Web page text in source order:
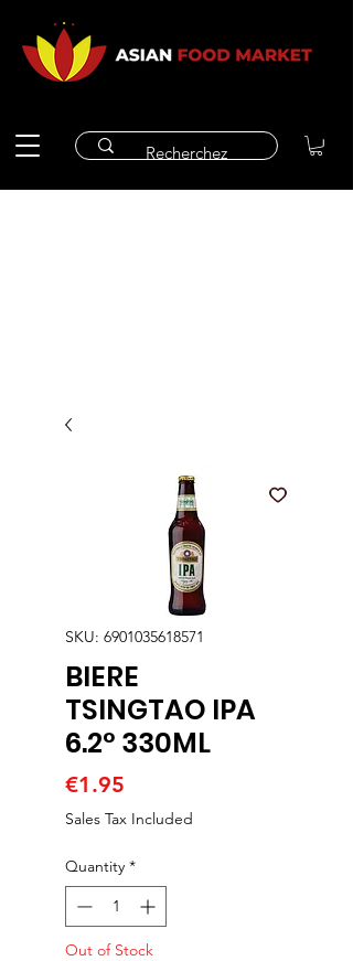
SKU: 6901035618571
BIERE
TSINGTAO IPA
6.2° 330ML
€1.95
Sales Tax Included
Quantity *
Out of Stock